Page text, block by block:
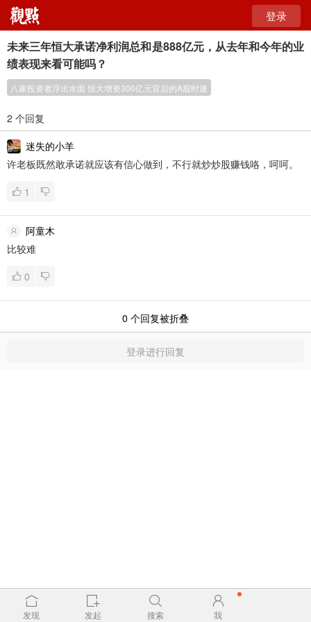
登录
未来三年恒大承诺净利润总和是888亿元，从去年和今年的业
绩表现来看可能吗？
八家投资者浮出水面 恒大增资300亿元背后的A股时速
2 个回复
迷失的小羊
许老板既然敢承诺就应该有信心做到，不行就炒炒股赚钱咯，呵呵。
1
阿童木
比较难
0
0 个回复被折叠
登录进行回复
发现 发起 搜索 我